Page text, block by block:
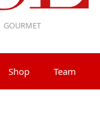
GOURMET
Shop Team